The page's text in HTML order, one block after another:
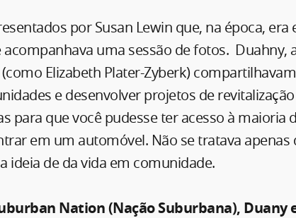
por Susan Lewin que, na época,
acompanhava uma sessão de fotos. Duahny,
Elizabeth Plater-Zyberk)
e desenvolver projetos de
para que você pudesse ter acesso à maioria
em um automóvel. Não se tratava apenas
ideia de da vida em comunidade.
Nation (Nação Suburbana), Duany